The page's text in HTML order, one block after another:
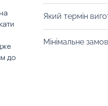
до
можемо
логотипами
розміщена
запакуємо в
будь-якого
Який термін
зможе
Мінімальне